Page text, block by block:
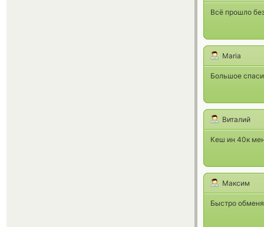
Всё прошло
Maria
Большое
Виталий
Кеш ин 40к
Максим
Быстро